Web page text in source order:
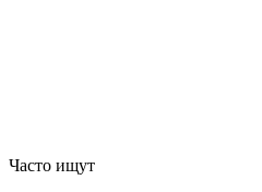
Часто ищут